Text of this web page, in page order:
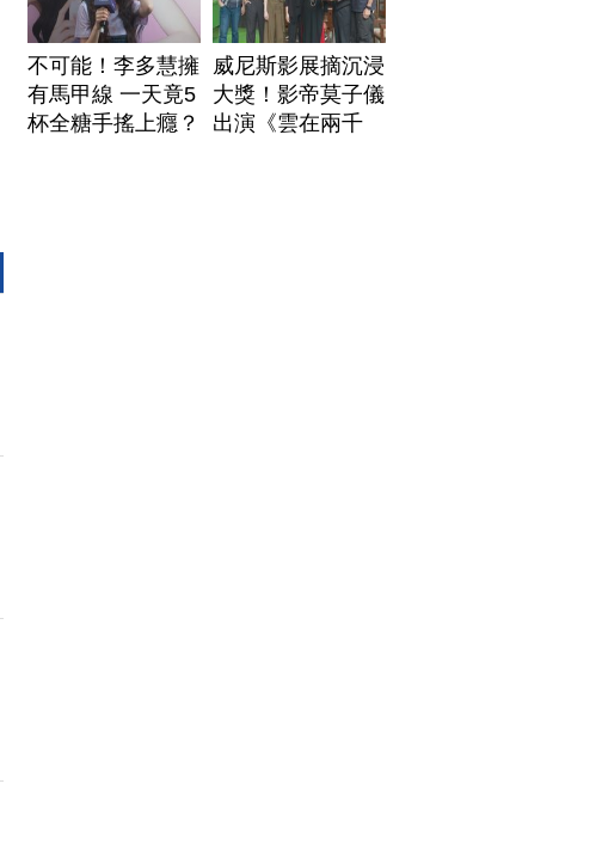
不可能！李多慧擁
有馬甲線 一天竟5
杯全糖手搖上癮？
威尼斯影展摘沉浸
大獎！影帝莫子儀
出演《雲在兩千